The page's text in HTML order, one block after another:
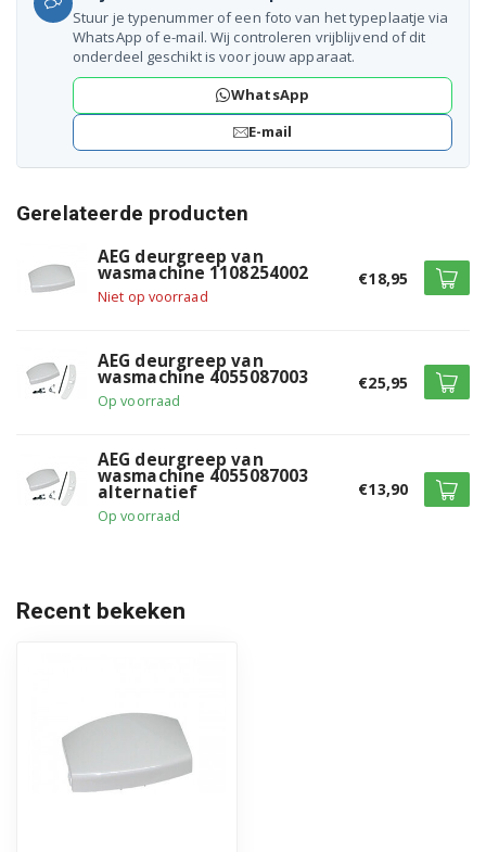
LAV54400 91400350700
LAVMARATHON 91400351600
LAVMARATHON 91400351601
LAV63805 91400357300
LAV63805 91400357301
LAV64800 91401603400
LAV62800 91401603500
LAV52600 91401603700
LAV65600 91401607000
LAV63600 91401608500
LAV66800 91401608801
LAV62809 91401623100
LAVMARATHON 91401625500
Stuur je typenummer of een foto van het typeplaatje via
WhatsApp of e-mail. Wij controleren vrijblijvend of dit
onderdeel geschikt is voor jouw apparaat.
WhatsApp
E-mail
Gerelateerde producten
AEG deurgreep van
wasmachine 1108254002
Niet op voorraad
€18,95
AEG deurgreep van
wasmachine 4055087003
Op voorraad
€25,95
AEG deurgreep van
wasmachine 4055087003
alternatief
Op voorraad
€13,90
Recent bekeken